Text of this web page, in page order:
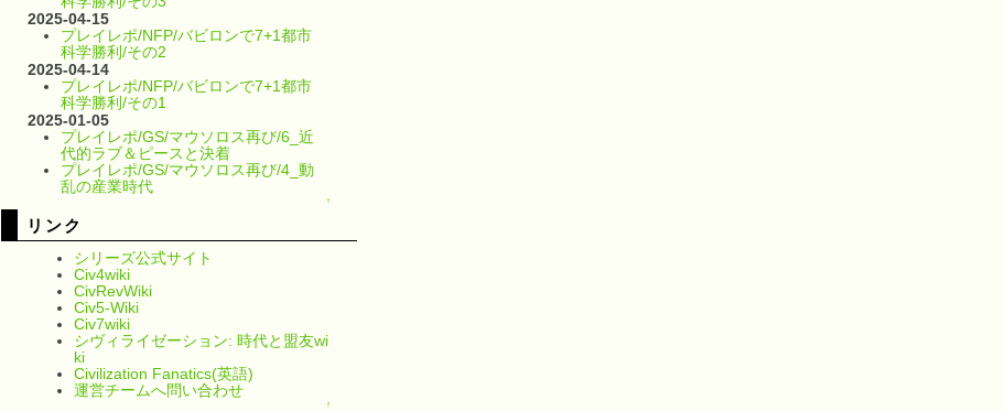
2025-04-15
プレイレポ/NFP/バビロンで7+1都市
科学勝利/その2
2025-04-14
プレイレポ/NFP/バビロンで7+1都市
科学勝利/その1
2025-01-05
プレイレポ/GS/マウソロス再び/6_近
代的ラブ＆ピースと決着
プレイレポ/GS/マウソロス再び/4_動
乱の産業時代
↑
リンク
シリーズ公式サイト
Civ4wiki
CivRevWiki
Civ5-Wiki
Civ7wiki
シヴィライゼーション: 時代と盟友wi
ki
Civilization Fanatics(英語)
運営チームへ問い合わせ
↑